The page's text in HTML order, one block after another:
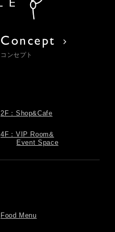
Concept
コンセプト
2F：Shop&Cafe
4F：VIP Room&
Event Space
Food Menu